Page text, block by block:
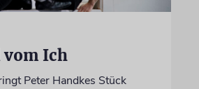
vom Ich
Peter Handkes Stück